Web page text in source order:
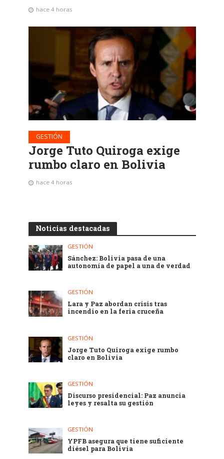
hace 4 horas
GESTIÓN
Jorge Tuto Quiroga exige
rumbo claro en Bolivia
hace 4 horas
Noticias destacadas
GESTIÓN
Sánchez: Bolivia pasa de una
autonomía de papel a una de verdad
GESTIÓN
Lara y Paz abordan crisis tras
incendio en la feria cruceña
GESTIÓN
Jorge Tuto Quiroga exige rumbo
claro en Bolivia
GESTIÓN
Discurso presidencial: Paz anuncia
leyes y resalta su gestión
GESTIÓN
YPFB asegura que tiene suficiente
diésel para Bolivia